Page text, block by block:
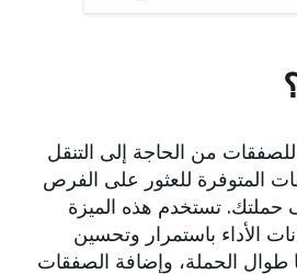
للصفقات من الحاجة إلى التنقل
المتوفرة للعثور على الفرص
حملتك. تستخدم هذه الميزة
الأداء باستمرار وتحسين
طوال الحملة، وإضافة الصفقات